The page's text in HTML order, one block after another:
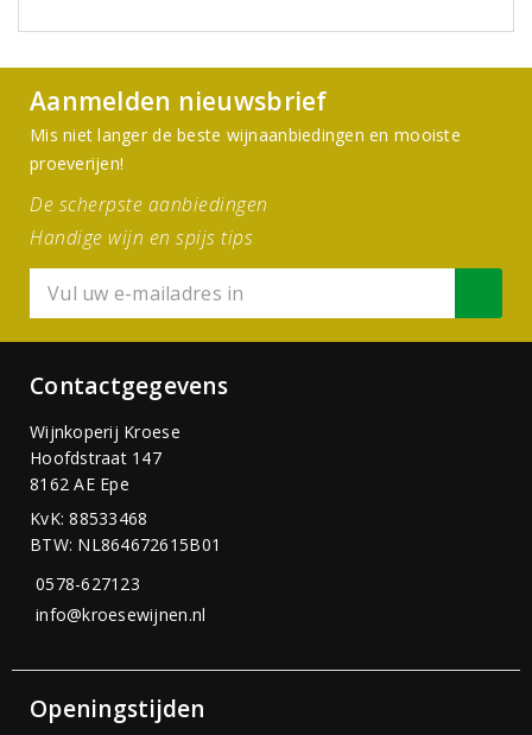
Aanmelden nieuwsbrief
Mis niet langer de beste wijnaanbiedingen en mooiste
proeverijen!
De scherpste aanbiedingen
Handige wijn en spijs tips
Contactgegevens
Wijnkoperij Kroese
Hoofdstraat 147
8162 AE Epe
KvK: 88533468
BTW: NL864672615B01
0578-627123
info@kroesewijnen.nl
Openingstijden